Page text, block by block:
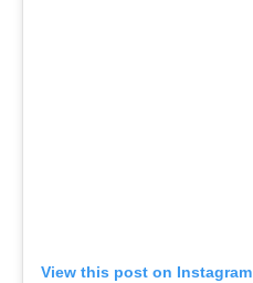
View this post on Instagram